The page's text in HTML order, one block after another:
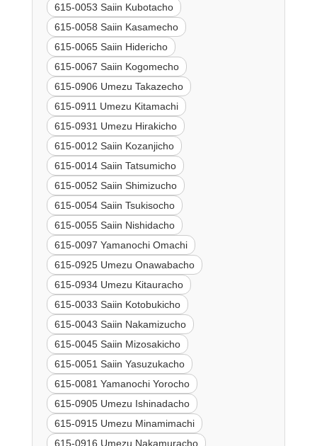
615-0053 Saiin Kubotacho
615-0058 Saiin Kasamecho
615-0065 Saiin Hidericho
615-0067 Saiin Kogomecho
615-0906 Umezu Takazecho
615-0911 Umezu Kitamachi
615-0931 Umezu Hirakicho
615-0012 Saiin Kozanjicho
615-0014 Saiin Tatsumicho
615-0052 Saiin Shimizucho
615-0054 Saiin Tsukisocho
615-0055 Saiin Nishidacho
615-0097 Yamanochi Omachi
615-0925 Umezu Onawabacho
615-0934 Umezu Kitauracho
615-0033 Saiin Kotobukicho
615-0043 Saiin Nakamizucho
615-0045 Saiin Mizosakicho
615-0051 Saiin Yasuzukacho
615-0081 Yamanochi Yorocho
615-0905 Umezu Ishinadacho
615-0915 Umezu Minamimachi
615-0916 Umezu Nakamuracho